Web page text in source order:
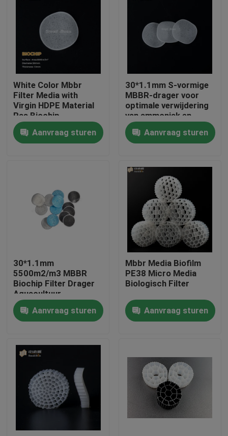
Huis
Ongeveer ons
Kwaliteitscontrole
Contacteer ons
Verzoek om een Citaat
MBBR-filtermedia
De biomedia van MBBR
White Color Mbbr
Filter Media with
Virgin HDPE Material
Ras Biochip
Aanvraag sturen
30*1.1mm S-vormige
MBBR-drager voor
optimale verwijdering
van ammoniak en
nitriet in
aquacultuurfiltratie
Aanvraag sturen
30*1.1mm
5500m2/m3 MBBR
Biochip Filter Drager
Aquacultuur
Aanvraag sturen
Mbbr Media Biofilm
PE38 Micro Media
Biologisch Filter
Aanvraag sturen